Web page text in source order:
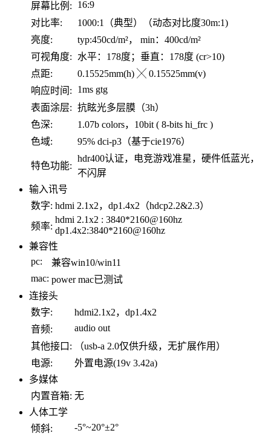
屏幕比例:
16:9
对比率:
1000:1（典型）（动态对比度30m:1)
亮度:
typ:450cd/m²， min：400cd/m²
可视角度:
水平：178度；垂直：178度 (cr>10)
点距:
0.15525mm(h) ╳ 0.15525mm(v)
响应时间:
1ms gtg
表面涂层: 抗眩光多层膜（3h）
色深:
1.07b colors，10bit ( 8-bits hi_frc )
色域:
95% dci-p3（基于cie1976）
特色功能:
hdr400认证，电竞游戏准星，硬件低蓝光，
不闪屏
输入讯号
数字: hdmi 2.1x2，dp1.4x2（hdcp2.2&2.3）
频率:
hdmi 2.1x2 : 3840*2160@160hz
dp1.4x2:3840*2160@160hz
兼容性
pc:
兼容win10/win11
mac: power mac已测试
连接头
数字:
hdmi2.1x2，dp1.4x2
音频:
audio out
其他接口:
（usb-a 2.0仅供升级，无扩展作用）
电源:
外置电源(19v 3.42a)
多媒体
内置音箱: 无
人体工学
倾斜:
-5°~20°±2°